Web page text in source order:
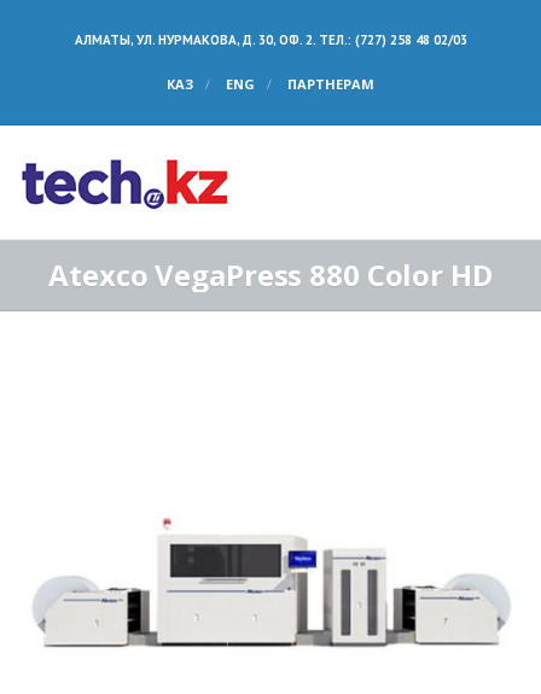
АЛМАТЫ, УЛ. НУРМАКОВА, Д. 30, ОФ. 2. ТЕЛ.: (727) 258 48 02/03
КАЗ ENG ПАРТНЕРАМ
Atexco VegaPress 880 Color HD